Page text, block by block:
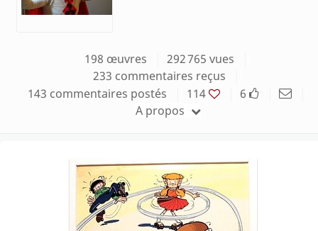
S'inscrire
Fermer
198 œuvres
292 765 vues
233 commentaires reçus
143 commentaires postés
114
6
A propos